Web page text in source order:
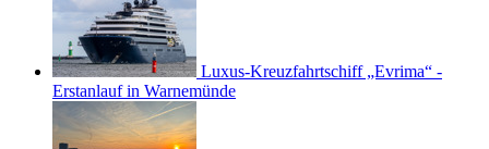
Luxus-Kreuzfahrtschiff „Evrima“ -
Erstanlauf in Warnemünde